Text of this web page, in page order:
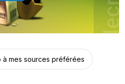
à mes sources préférées